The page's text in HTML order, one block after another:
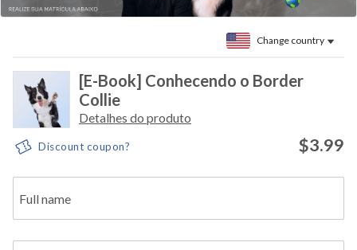
Change country
[E-Book] Conhecendo o Border
Collie
Detalhes do produto
Discount coupon? $3.99
Full name